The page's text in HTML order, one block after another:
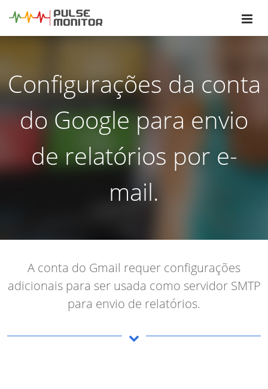
Configurações da conta
do Google para envio
de relatórios por e-
mail.
A conta do Gmail requer configurações
adicionais para ser usada como servidor SMTP
para envio de relatórios.